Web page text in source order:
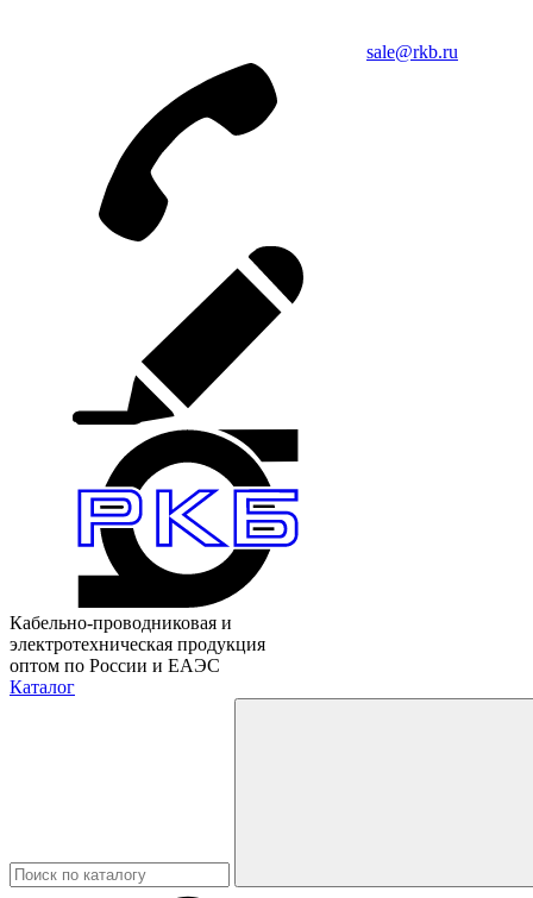
sale@rkb.ru
Кабельно-проводниковая и
электротехническая продукция
оптом по России и ЕАЭС
Каталог